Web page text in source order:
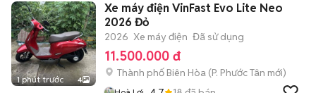
1 phút trước 4
Xe máy điện VinFast Evo Lite Neo
2026 Đỏ
2026 Xe máy điện Đã sử dụng
11.500.000 đ
Thành phố Biên Hòa (P. Phước Tân mới)